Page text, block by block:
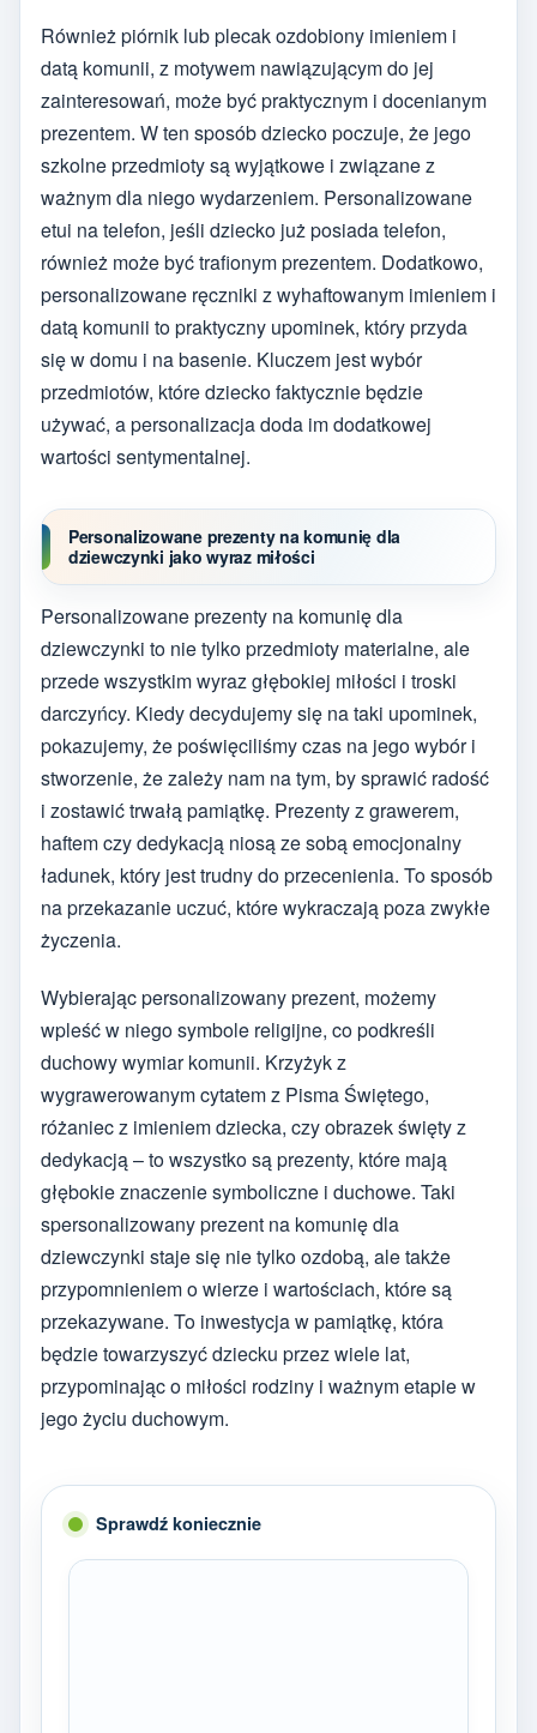
Również piórnik lub plecak ozdobiony imieniem i
datą komunii, z motywem nawiązującym do jej
zainteresowań, może być praktycznym i docenianym
prezentem. W ten sposób dziecko poczuje, że jego
szkolne przedmioty są wyjątkowe i związane z
ważnym dla niego wydarzeniem. Personalizowane
etui na telefon, jeśli dziecko już posiada telefon,
również może być trafionym prezentem. Dodatkowo,
personalizowane ręczniki z wyhaftowanym imieniem i
datą komunii to praktyczny upominek, który przyda
się w domu i na basenie. Kluczem jest wybór
przedmiotów, które dziecko faktycznie będzie
używać, a personalizacja doda im dodatkowej
wartości sentymentalnej.
Personalizowane prezenty na komunię dla
dziewczynki jako wyraz miłości
Personalizowane prezenty na komunię dla
dziewczynki to nie tylko przedmioty materialne, ale
przede wszystkim wyraz głębokiej miłości i troski
darczyńcy. Kiedy decydujemy się na taki upominek,
pokazujemy, że poświęciliśmy czas na jego wybór i
stworzenie, że zależy nam na tym, by sprawić radość
i zostawić trwałą pamiątkę. Prezenty z grawerem,
haftem czy dedykacją niosą ze sobą emocjonalny
ładunek, który jest trudny do przecenienia. To sposób
na przekazanie uczuć, które wykraczają poza zwykłe
życzenia.
Wybierając personalizowany prezent, możemy
wpleść w niego symbole religijne, co podkreśli
duchowy wymiar komunii. Krzyżyk z
wygrawerowanym cytatem z Pisma Świętego,
różaniec z imieniem dziecka, czy obrazek święty z
dedykacją – to wszystko są prezenty, które mają
głębokie znaczenie symboliczne i duchowe. Taki
spersonalizowany prezent na komunię dla
dziewczynki staje się nie tylko ozdobą, ale także
przypomnieniem o wierze i wartościach, które są
przekazywane. To inwestycja w pamiątkę, która
będzie towarzyszyć dziecku przez wiele lat,
przypominając o miłości rodziny i ważnym etapie w
jego życiu duchowym.
Sprawdź koniecznie